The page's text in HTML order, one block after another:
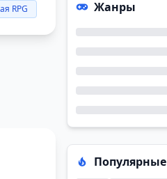
RPG Жанры
Популярные